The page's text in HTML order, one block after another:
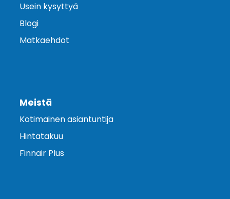
Usein kysyttyä
Blogi
Matkaehdot
Meistä
Kotimainen asiantuntija
Hintatakuu
Finnair Plus